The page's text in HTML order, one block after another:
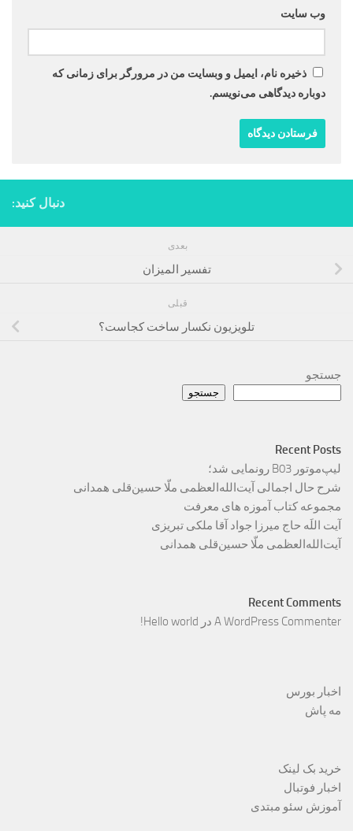
وب‌ سایت
ذخیره نام، ایمیل و وبسایت من در مرورگر برای زمانی که
دوباره دیدگاهی می‌نویسم.
دنبال کنید:
بعدی
تفسير الميزان
قبلی
تلویزیون نکسار ساخت کجاست؟
جستجو
جستجو
Recent Posts
لیپ‌موتور B03 رونمایی شد؛
شرح حال اجمالی آیت‌الله‌العظمی ملّا حسین‌قلی همدانی
مجموعه کتاب آموزه های معرفت
آیت اللَه حاج میرزا جواد آقا ملکی تبریزی
آیت‌الله‌العظمی ملّا حسین‌قلی همدانی
Recent Comments
A WordPress Commenter در Hello world!
اخبار بورس
مه پاش
خرید بک لینک
اخبار فوتبال
آموزش سئو مبتدی